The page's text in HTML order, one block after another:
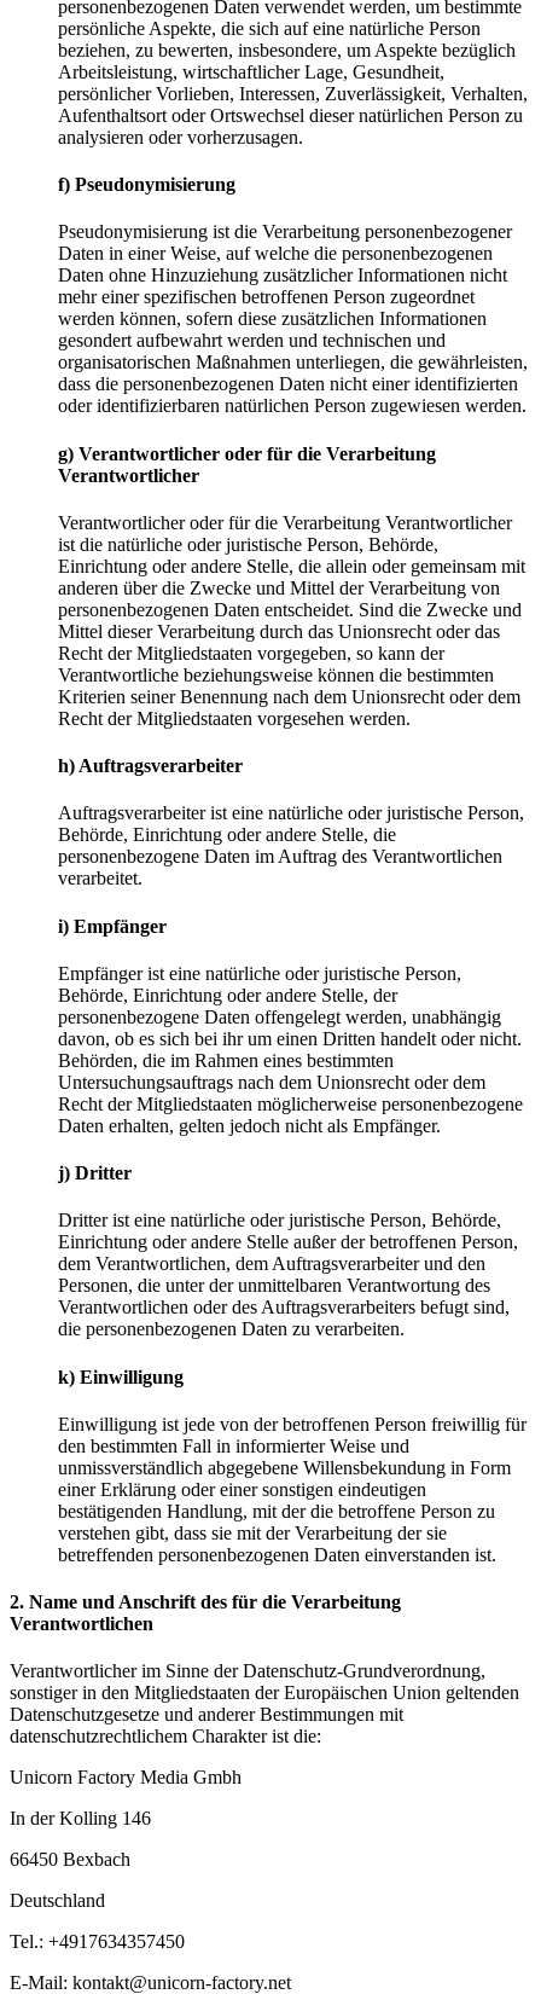
personenbezogenen Daten verwendet werden, um bestimmte
persönliche Aspekte, die sich auf eine natürliche Person
beziehen, zu bewerten, insbesondere, um Aspekte bezüglich
Arbeitsleistung, wirtschaftlicher Lage, Gesundheit,
persönlicher Vorlieben, Interessen, Zuverlässigkeit, Verhalten,
Aufenthaltsort oder Ortswechsel dieser natürlichen Person zu
analysieren oder vorherzusagen.
f) Pseudonymisierung
Pseudonymisierung ist die Verarbeitung personenbezogener
Daten in einer Weise, auf welche die personenbezogenen
Daten ohne Hinzuziehung zusätzlicher Informationen nicht
mehr einer spezifischen betroffenen Person zugeordnet
werden können, sofern diese zusätzlichen Informationen
gesondert aufbewahrt werden und technischen und
organisatorischen Maßnahmen unterliegen, die gewährleisten,
dass die personenbezogenen Daten nicht einer identifizierten
oder identifizierbaren natürlichen Person zugewiesen werden.
g) Verantwortlicher oder für die Verarbeitung
Verantwortlicher
Verantwortlicher oder für die Verarbeitung Verantwortlicher
ist die natürliche oder juristische Person, Behörde,
Einrichtung oder andere Stelle, die allein oder gemeinsam mit
anderen über die Zwecke und Mittel der Verarbeitung von
personenbezogenen Daten entscheidet. Sind die Zwecke und
Mittel dieser Verarbeitung durch das Unionsrecht oder das
Recht der Mitgliedstaaten vorgegeben, so kann der
Verantwortliche beziehungsweise können die bestimmten
Kriterien seiner Benennung nach dem Unionsrecht oder dem
Recht der Mitgliedstaaten vorgesehen werden.
h) Auftragsverarbeiter
Auftragsverarbeiter ist eine natürliche oder juristische Person,
Behörde, Einrichtung oder andere Stelle, die
personenbezogene Daten im Auftrag des Verantwortlichen
verarbeitet.
i) Empfänger
Empfänger ist eine natürliche oder juristische Person,
Behörde, Einrichtung oder andere Stelle, der
personenbezogene Daten offengelegt werden, unabhängig
davon, ob es sich bei ihr um einen Dritten handelt oder nicht.
Behörden, die im Rahmen eines bestimmten
Untersuchungsauftrags nach dem Unionsrecht oder dem
Recht der Mitgliedstaaten möglicherweise personenbezogene
Daten erhalten, gelten jedoch nicht als Empfänger.
j) Dritter
Dritter ist eine natürliche oder juristische Person, Behörde,
Einrichtung oder andere Stelle außer der betroffenen Person,
dem Verantwortlichen, dem Auftragsverarbeiter und den
Personen, die unter der unmittelbaren Verantwortung des
Verantwortlichen oder des Auftragsverarbeiters befugt sind,
die personenbezogenen Daten zu verarbeiten.
k) Einwilligung
Einwilligung ist jede von der betroffenen Person freiwillig für
den bestimmten Fall in informierter Weise und
unmissverständlich abgegebene Willensbekundung in Form
einer Erklärung oder einer sonstigen eindeutigen
bestätigenden Handlung, mit der die betroffene Person zu
verstehen gibt, dass sie mit der Verarbeitung der sie
betreffenden personenbezogenen Daten einverstanden ist.
2. Name und Anschrift des für die Verarbeitung
Verantwortlichen
Verantwortlicher im Sinne der Datenschutz-Grundverordnung,
sonstiger in den Mitgliedstaaten der Europäischen Union geltenden
Datenschutzgesetze und anderer Bestimmungen mit
datenschutzrechtlichem Charakter ist die:
Unicorn Factory Media Gmbh
In der Kolling 146
66450 Bexbach
Deutschland
Tel.: +4917634357450
E-Mail: kontakt@unicorn-factory.net